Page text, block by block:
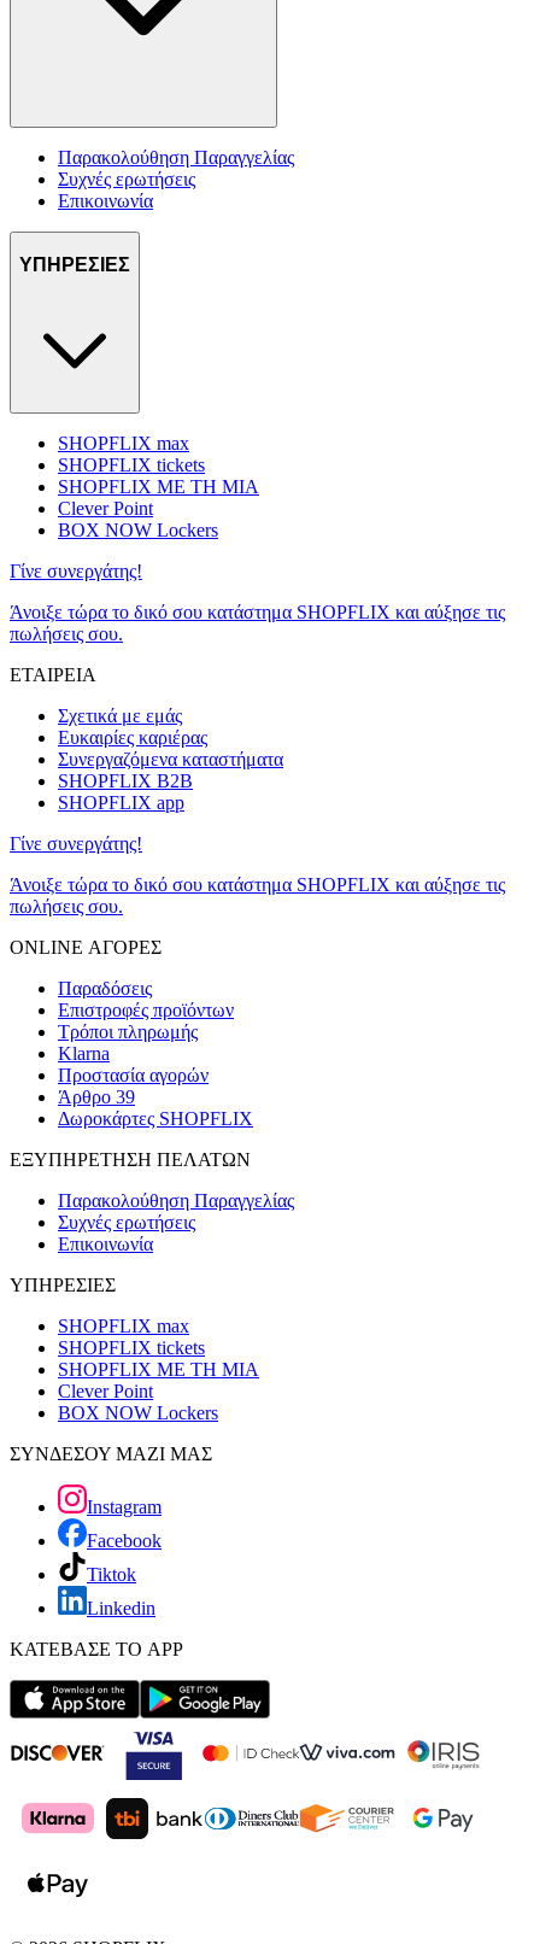
Παρακολούθηση Παραγγελίας
Συχνές ερωτήσεις
Επικοινωνία
ΥΠΗΡΕΣΙΕΣ
SHOPFLIX max
SHOPFLIX tickets
SHOPFLIX ΜΕ ΤΗ ΜΙΑ
Clever Point
BOX NOW Lockers
Γίνε συνεργάτης!
Άνοιξε τώρα το δικό σου κατάστημα SHOPFLIX και αύξησε τις
πωλήσεις σου.
ΕΤΑΙΡΕΙΑ
Σχετικά με εμάς
Ευκαιρίες καριέρας
Συνεργαζόμενα καταστήματα
SHOPFLIX B2B
SHOPFLIX app
Γίνε συνεργάτης!
Άνοιξε τώρα το δικό σου κατάστημα SHOPFLIX και αύξησε τις
πωλήσεις σου.
ONLINE ΑΓΟΡΕΣ
Παραδόσεις
Επιστροφές προϊόντων
Τρόποι πληρωμής
Klarna
Προστασία αγορών
Άρθρο 39
Δωροκάρτες SHOPFLIX
ΕΞΥΠΗΡΕΤΗΣΗ ΠΕΛΑΤΩΝ
Παρακολούθηση Παραγγελίας
Συχνές ερωτήσεις
Επικοινωνία
ΥΠΗΡΕΣΙΕΣ
SHOPFLIX max
SHOPFLIX tickets
SHOPFLIX ΜΕ ΤΗ ΜΙΑ
Clever Point
BOX NOW Lockers
ΣΥΝΔΕΣΟΥ ΜΑΖΙ ΜΑΣ
Instagram
Facebook
Tiktok
Linkedin
ΚΑΤΕΒΑΣΕ ΤΟ APP